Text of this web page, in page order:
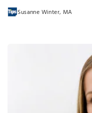
Susanne Winter, MA